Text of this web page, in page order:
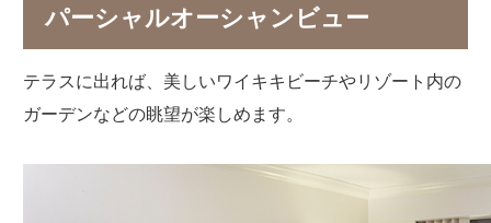
パーシャルオーシャンビュー
テラスに出れば、美しいワイキキビーチやリゾート内の
ガーデンなどの眺望が楽しめます。